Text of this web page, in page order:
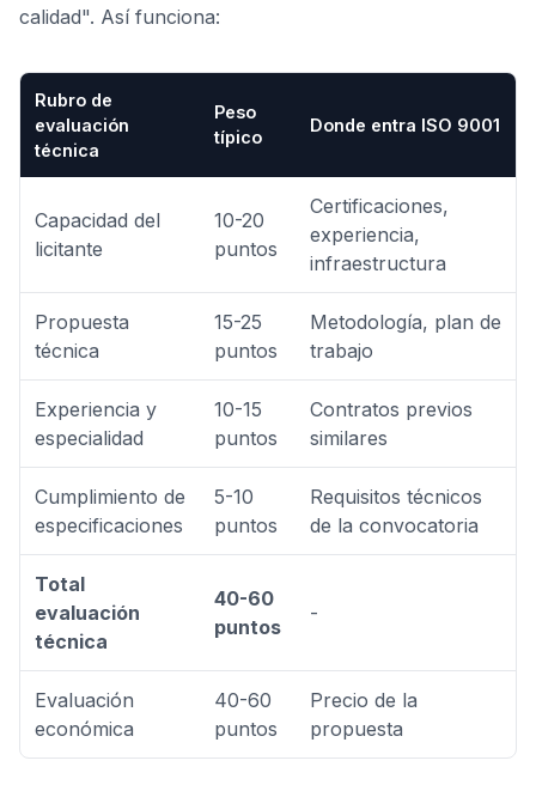
calidad". Así funciona:
Rubro de
evaluación
técnica
Peso
típico
Donde entra ISO 9001
Capacidad del
licitante
10-20
puntos
Certificaciones,
experiencia,
infraestructura
Propuesta
técnica
15-25
puntos
Metodología, plan de
trabajo
Experiencia y
especialidad
10-15
puntos
Contratos previos
similares
Cumplimiento de
especificaciones
5-10
puntos
Requisitos técnicos
de la convocatoria
Total
evaluación
técnica
40-60
puntos
-
Evaluación
económica
40-60
puntos
Precio de la
propuesta